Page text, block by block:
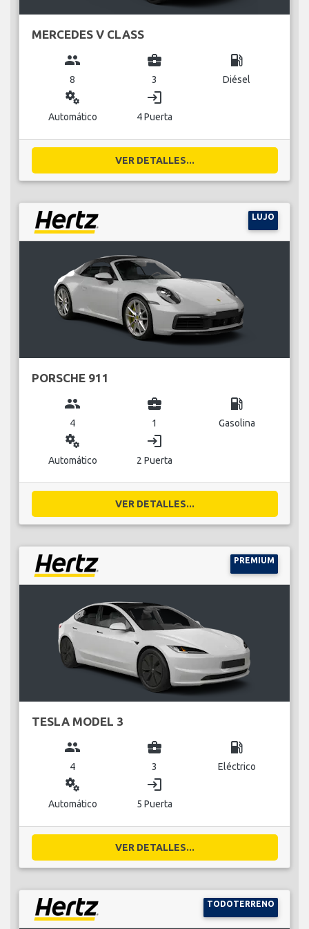
MERCEDES V CLASS
group
8
business_center
3
local_gas_station
Diésel
miscellaneous_services
Automático
login
4 Puerta
VER DETALLES...
LUJO
PORSCHE 911
group
4
business_center
1
local_gas_station
Gasolina
miscellaneous_services
Automático
login
2 Puerta
VER DETALLES...
PREMIUM
TESLA MODEL 3
group
4
business_center
3
local_gas_station
Eléctrico
miscellaneous_services
Automático
login
5 Puerta
VER DETALLES...
TODOTERRENO